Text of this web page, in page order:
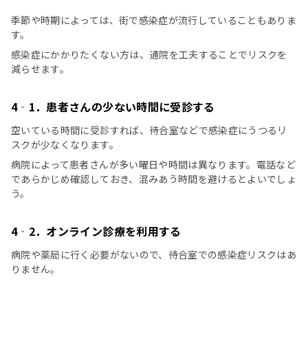
季節や時期によっては、街で感染症が流行していることもありま
す。
感染症にかかりたくない方は、通院を工夫することでリスクを
減らせます。
4‐1．患者さんの少ない時間に受診する
空いている時間に受診すれば、待合室などで感染症にうつるリ
スクが少なくなります。
病院によって患者さんが多い曜日や時間は異なります。電話など
であらかじめ確認しておき、混みあう時間を避けるとよいでしょ
う。
4‐2．オンライン診療を利用する
病院や薬局に行く必要がないので、待合室での感染症リスクはあ
りません。